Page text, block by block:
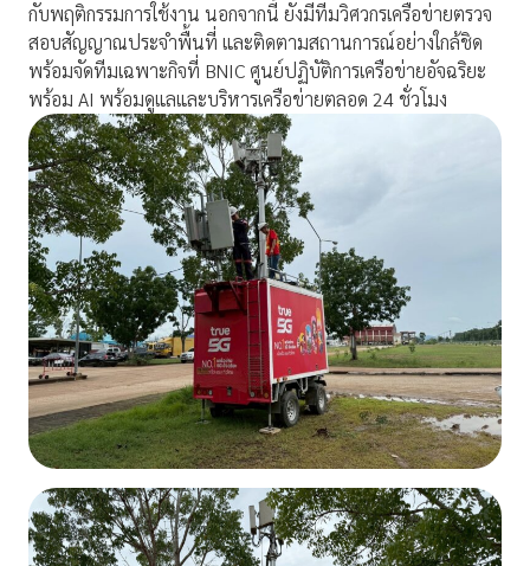
กับพฤติกรรมการใช้งาน นอกจากนี้ ยังมีทีมวิศวกรเครือข่ายตรวจ
สอบสัญญาณประจำพื้นที่ และติดตามสถานการณ์อย่างใกล้ชิด
พร้อมจัดทีมเฉพาะกิจที่ BNIC ศูนย์ปฏิบัติการเครือข่ายอัจฉริยะ
พร้อม AI พร้อมดูแลและบริหารเครือข่ายตลอด 24 ชั่วโมง